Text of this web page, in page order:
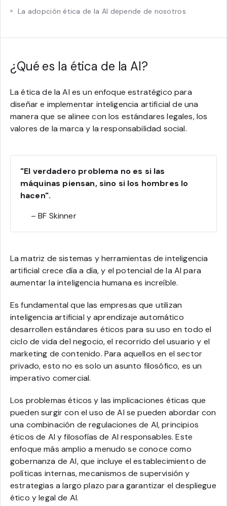
La adopción ética de la AI depende de nosotros
¿Qué es la ética de la AI?
La ética de la AI es un enfoque estratégico para
diseñar e implementar inteligencia artificial de una
manera que se alinee con los estándares legales, los
valores de la marca y la responsabilidad social.
"El verdadero problema no es si las
máquinas piensan, sino si los hombres lo
hacen".
– BF Skinner
La matriz de sistemas y herramientas de inteligencia
artificial crece día a día, y el potencial de la AI para
aumentar la inteligencia humana es increíble.
Es fundamental que las empresas que utilizan
inteligencia artificial y aprendizaje automático
desarrollen estándares éticos para su uso en todo el
ciclo de vida del negocio, el recorrido del usuario y el
marketing de contenido. Para aquellos en el sector
privado, esto no es solo un asunto filosófico, es un
imperativo comercial.
Los problemas éticos y las implicaciones éticas que
pueden surgir con el uso de AI se pueden abordar con
una combinación de regulaciones de AI, principios
éticos de AI y filosofías de AI responsables. Este
enfoque más amplio a menudo se conoce como
gobernanza de AI, que incluye el establecimiento de
políticas internas, mecanismos de supervisión y
estrategias a largo plazo para garantizar el despliegue
ético y legal de AI.